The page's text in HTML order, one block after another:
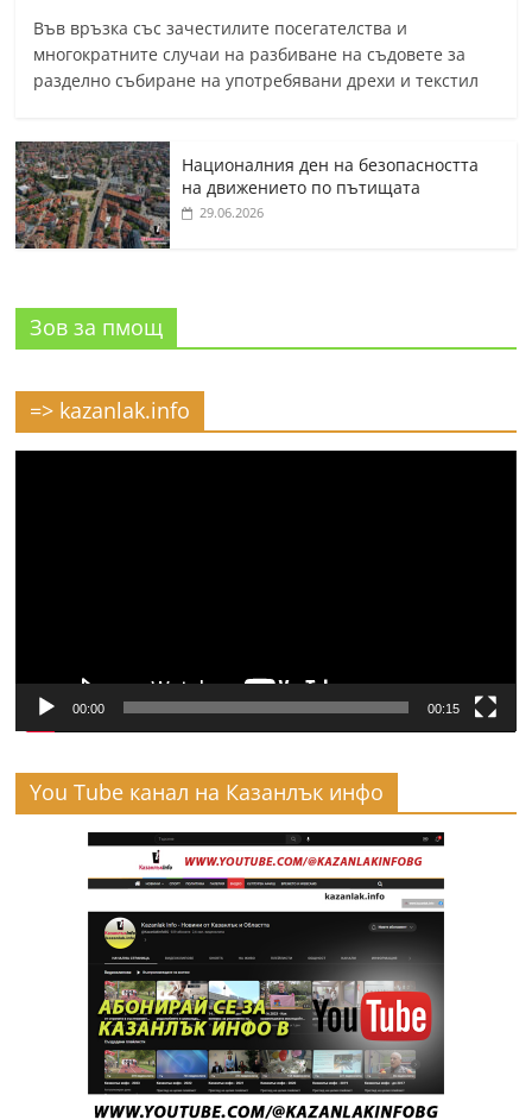
Във връзка със зачестилите посегателства и
многократните случаи на разбиване на съдовете за
разделно събиране на употребявани дрехи и текстил
Националния ден на безопасността
на движението по пътищата
29.06.2026
Зов за пмощ
=> kazanlak.info
00:00 00:15
You Tube канал на Казанлък инфо